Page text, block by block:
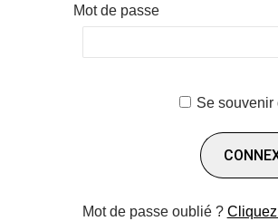
Mot de passe
Se souvenir
Mot de passe oublié ?